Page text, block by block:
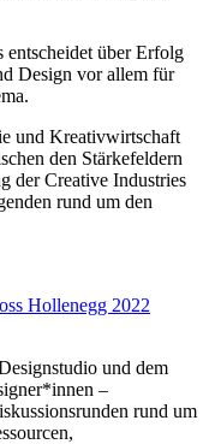
entscheidet über Erfolg
Design vor allem für
und Kreativwirtschaft
den Stärkefeldern
der Creative Industries
rund um den
Hollenegg 2022
und dem
–
rund um